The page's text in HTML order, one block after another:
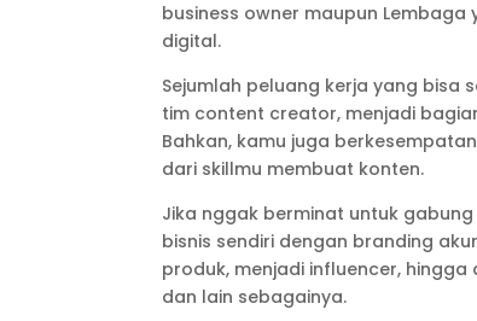
business owner maupun
digital.
Sejumlah peluang kerja yang bisa
tim content creator, menjadi
Bahkan, kamu juga
dari skillmu membuat konten.
Jika nggak berminat untuk
bisnis sendiri dengan branding
produk, menjadi influencer,
dan lain sebagainya.